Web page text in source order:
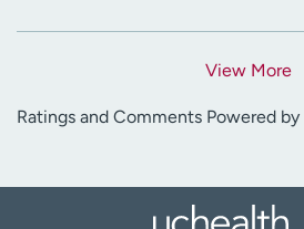
View More
Ratings and Comments Powered by